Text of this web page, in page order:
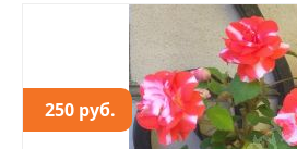
250 руб.